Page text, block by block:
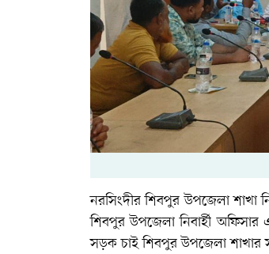
নরসিংদীর শিবপুর উপজেলা
শিবপুর উপজেলা নিবার্হী
সড়ক চাই শিবপুর উপজেলা শাখার